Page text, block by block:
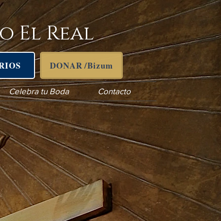
El Real
DONAR /Bizum
Celebra tu Boda Contacto